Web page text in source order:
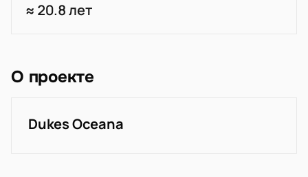
≈ 20.8 лет
О проекте
Dukes Oceana